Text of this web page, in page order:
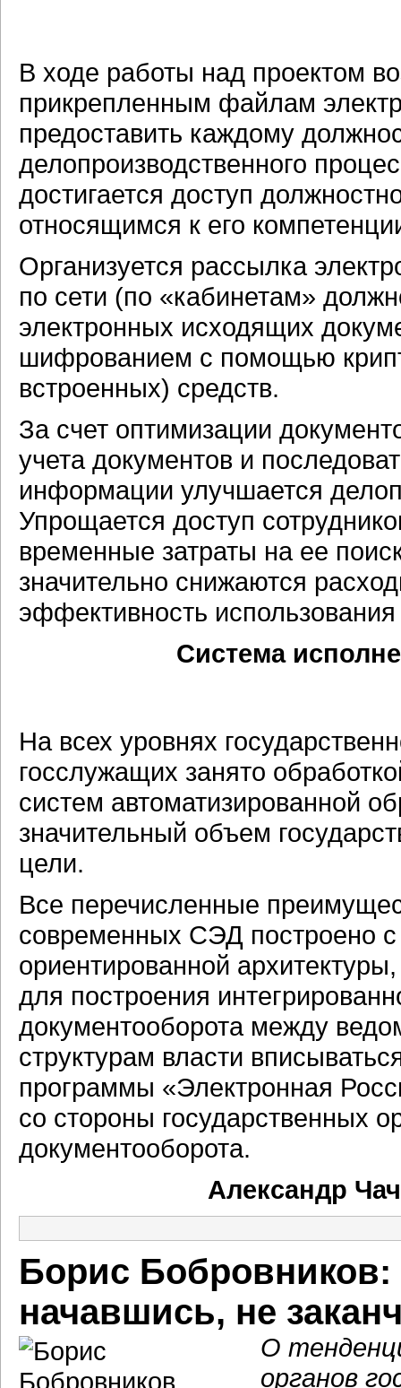
В ходе работы над проектом
прикрепленным файлам
предоставить каждому
делопроизводственного
достигается доступ
относящимся к его
Организуется рассылка
по сети (по «кабинетам»
электронных исходящих
шифрованием с помощью
встроенных) средств.
За счет оптимизации
учета документов и
информации улучшается
Упрощается доступ
временные затраты на ее
значительно снижаются
эффективность
Система
На всех уровнях
госслужащих занято
систем автоматизированной
значительный объем
цели.
Все перечисленные
современных СЭД построено
ориентированной
для построения
документооборота между
структурам власти
программы «Электронная
со стороны государственных
документооборота.
Александр
Борис Бобровников:
начавшись, не
О
органов